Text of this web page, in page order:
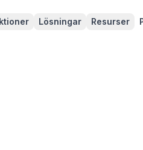
Lösningar Resurser